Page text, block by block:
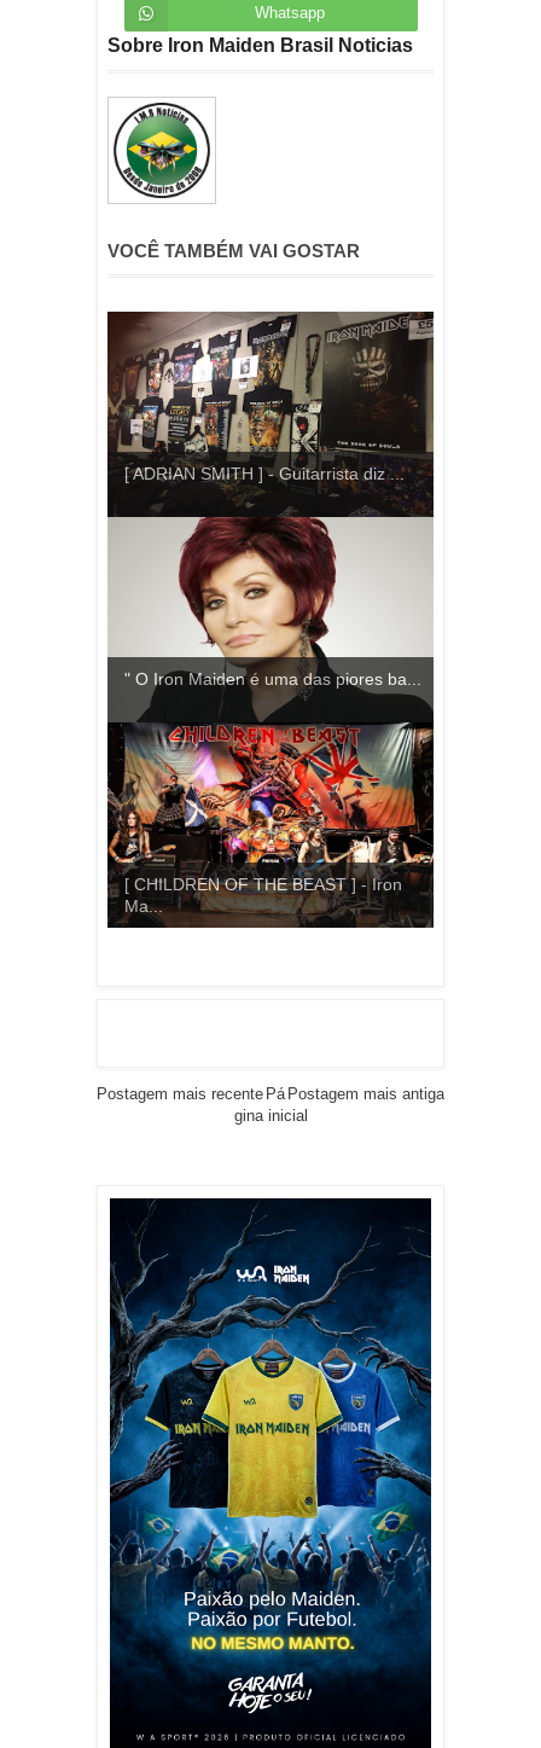
Whatsapp
Sobre Iron Maiden Brasil Noticias
VOCÊ TAMBÉM VAI GOSTAR
[ ADRIAN SMITH ] - Guitarrista diz ...
" O Iron Maiden é uma das piores ba...
[ CHILDREN OF THE BEAST ] - Iron
Ma...
Postagem mais recente Postagem mais antiga
Pá
gina inicial